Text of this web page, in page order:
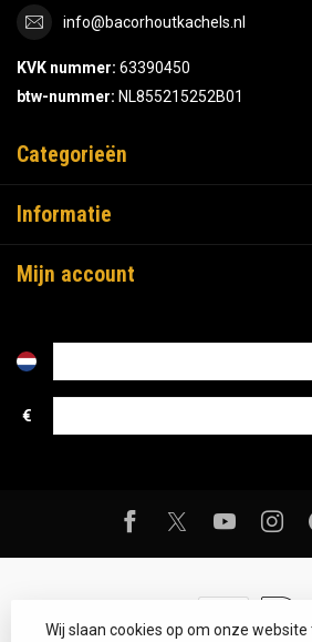
info@bacorhoutkachels.nl
KVK nummer: 63390450
btw-nummer: NL855215252B01
Categorieën
Informatie
Mijn account
€
Wij slaan cookies op om onze